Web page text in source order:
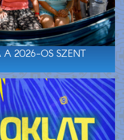
A 2026-OS SZENT